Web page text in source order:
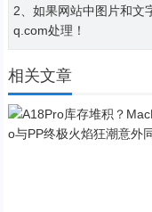
2、如果网站中图片和文
q.com处理！
相关文章